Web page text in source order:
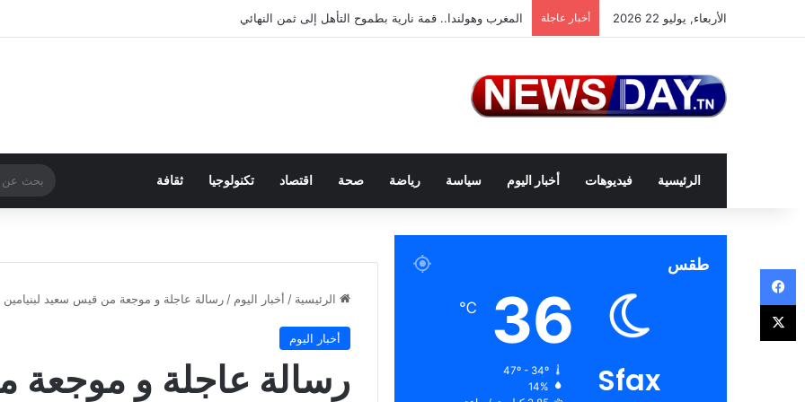
الأربعاء, يوليو 22 2026 أخبار عاجلة المغرب وهولندا.. قمة نارية بطموح التأهل إلى ثمن النهائي
الرئيسية فيديوهات أخبار اليوم سياسة رياضة صحة اقتصاد تكنولوجيا ثقافة
الرئيسية / أخبار اليوم / رسالة عاجلة و موجعة من قيس سعيد لبنيامين
أخبار اليوم
رسالة عاجلة و
طقس
Sfax
36
℃
47º - 34º
14%
فيسبوك
تويتر